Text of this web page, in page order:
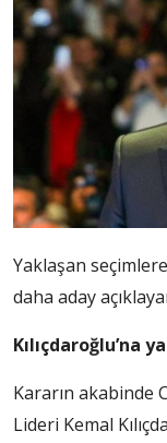
Yaklaşan
daha aday
Kılıçdaroğlu’na
Kararın akabinde
Lideri Kemal